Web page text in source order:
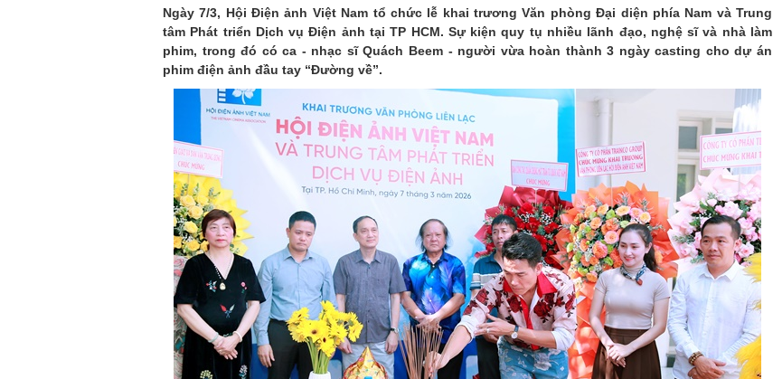
Ngày 7/3, Hội Điện ảnh Việt Nam tổ chức lễ khai trương Văn phòng Đại diện phía Nam và Trung
tâm Phát triển Dịch vụ Điện ảnh tại TP HCM. Sự kiện quy tụ nhiều lãnh đạo, nghệ sĩ và nhà làm
phim, trong đó có ca - nhạc sĩ Quách Beem - người vừa hoàn thành 3 ngày casting cho dự án
phim điện ảnh đầu tay “Đường về”.